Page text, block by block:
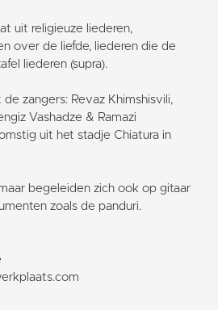
uit religieuze liederen,
over de liefde, liederen die de
liederen (supra).
zangers: Revaz Khimshisvili,
Vashadze & Ramazi
uit het stadje Chiatura in
begeleiden zich ook op gitaar
zoals de panduri.